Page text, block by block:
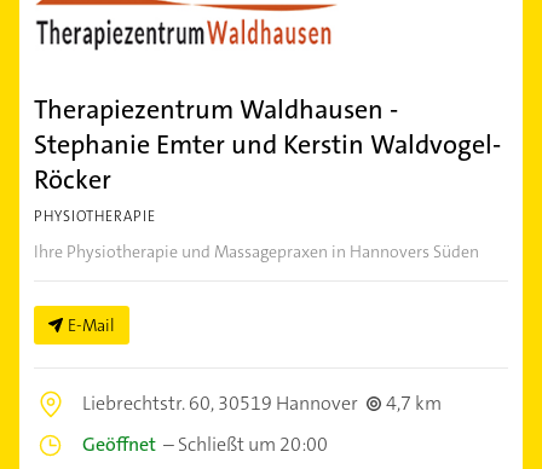
Therapiezentrum Waldhausen -
Stephanie Emter und Kerstin Waldvogel-
Röcker
PHYSIOTHERAPIE
Ihre Physiotherapie und Massagepraxen in Hannovers Süden
E-Mail
Liebrechtstr. 60,30519 Hannover
4,7 km
Geöffnet –Schließt um 20:00